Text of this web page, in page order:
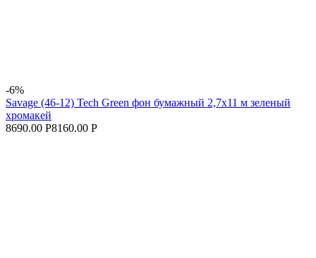
-6%
Savage (46-12) Tech Green фон бумажный 2,7x11 м зеленый
хромакей
8690.00 Р8160.00 Р